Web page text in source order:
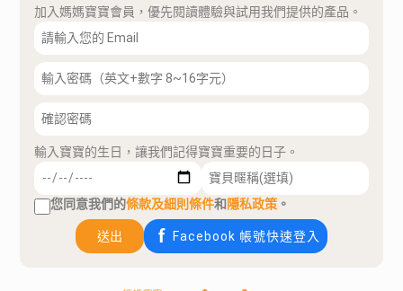
加入媽媽寶寶會員，優先閱讀體驗與試用我們提供的產品。
輸入寶寶的生日，讓我們記得寶寶重要的日子。
您同意我們的條款及細則條件和隱私政策 。
送出 Facebook 帳號快速登入